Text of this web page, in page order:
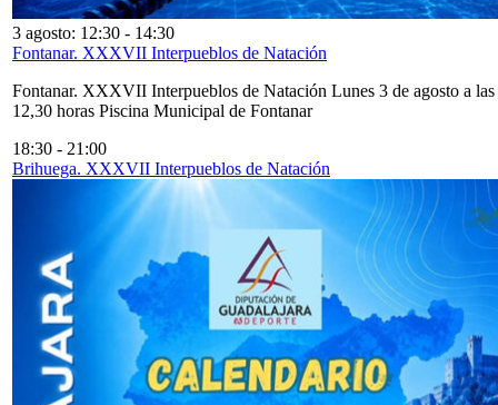
3 agosto: 12:30 - 14:30
Fontanar. XXXVII Interpueblos de Natación
Fontanar. XXXVII Interpueblos de Natación Lunes 3 de agosto a las
12,30 horas Piscina Municipal de Fontanar
18:30 - 21:00
Brihuega. XXXVII Interpueblos de Natación